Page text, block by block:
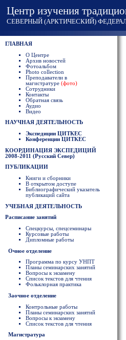
Центр изучения
СЕВЕРНЫЙ (АРКТИЧЕСКИЙ)
ГЛАВНАЯ
О Центре
Архив новостей
Фотоальбом
Photo collection
Преподаватели в
магистратуре (фото)
Сотрудники
Контакты
Обратная связь
Аудио
Видео
НАУЧНАЯ ДЕЯТЕЛЬНОСТЬ
Экспедиции ЦИТКЕС
Конференции ЦИТКЕС
КООРДИНАЦИЯ ЭКСПЕДИЦИЙ
2008-2011 (Русский Север)
ПУБЛИКАЦИИ
Книги и сборники
В открытом доступе
Библиографический указатель
публикаций сайта
УЧЕБНАЯ ДЕЯТЕЛЬНОСТЬ
Расписание занятий
Спецкурсы, спецсеминары
Курсовые работы
Дипломные работы
Очное отделение
Программа по курсу УНПТ
Планы семинарских занятий
Вопросы к экзамену
Список текстов для чтения
Фольклорная практика
Заочное отделение
Контрольные работы
Планы семинарских занятий
Вопросы к экзамену
Список текстов для чтения
Магистратура